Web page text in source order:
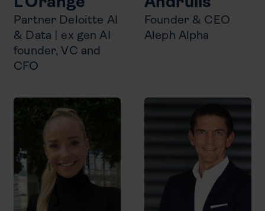
Partner Deloitte AI
& Data | ex gen AI
founder, VC and
CFO
Founder & CEO
Aleph Alpha